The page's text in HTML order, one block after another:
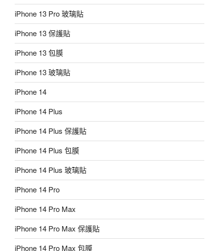
iPhone 13 Pro 玻璃貼
iPhone 13 保護貼
iPhone 13 包膜
iPhone 13 玻璃貼
iPhone 14
iPhone 14 Plus
iPhone 14 Plus 保護貼
iPhone 14 Plus 包膜
iPhone 14 Plus 玻璃貼
iPhone 14 Pro
iPhone 14 Pro Max
iPhone 14 Pro Max 保護貼
iPhone 14 Pro Max 包膜